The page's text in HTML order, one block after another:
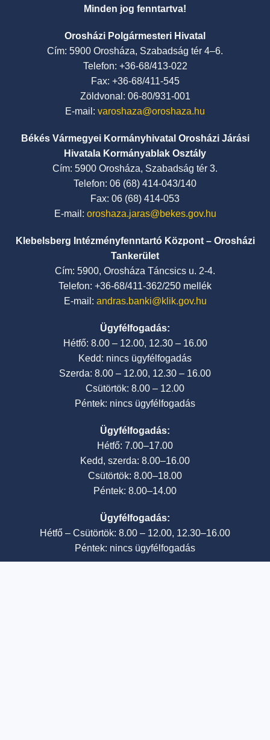
Minden jog fenntartva!
Orosházi Polgármesteri Hivatal
Cím: 5900 Orosháza, Szabadság tér 4–6.
Telefon: +36-68/413-022
Fax: +36-68/411-545
Zöldvonal: 06-80/931-001
E-mail: varoshaza@oroshaza.hu
Békés Vármegyei Kormányhivatal Orosházi Járási
Hivatala Kormányablak Osztály
Cím: 5900 Orosháza, Szabadság tér 3.
Telefon: 06 (68) 414-043/140
Fax: 06 (68) 414-053
E-mail: oroshaza.jaras@bekes.gov.hu
Klebelsberg Intézményfenntartó Központ – Orosházi
Tankerület
Cím: 5900, Orosháza Táncsics u. 2-4.
Telefon: +36-68/411-362/250 mellék
E-mail: andras.banki@klik.gov.hu
Ügyfélfogadás:
Hétfő: 8.00 – 12.00, 12.30 – 16.00
Kedd: nincs ügyfélfogadás
Szerda: 8.00 – 12.00, 12.30 – 16.00
Csütörtök: 8.00 – 12.00
Péntek: nincs ügyfélfogadás
Ügyfélfogadás:
Hétfő: 7.00–17.00
Kedd, szerda: 8.00–16.00
Csütörtök: 8.00–18.00
Péntek: 8.00–14.00
Ügyfélfogadás:
Hétfő – Csütörtök: 8.00 – 12.00, 12.30–16.00
Péntek: nincs ügyfélfogadás